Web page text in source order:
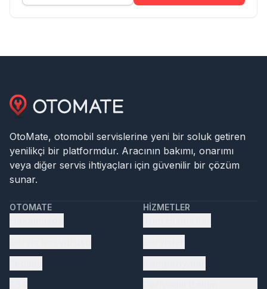
OtoMate, otomobil servislerine yeni bir soluk getiren
yenilikçi bir platformdur. Aracının bakımı, onarımı
veya diğer servis ihtiyaçları için güvenilir bir çözüm
sunar.
OTOMATE HIZMETLER